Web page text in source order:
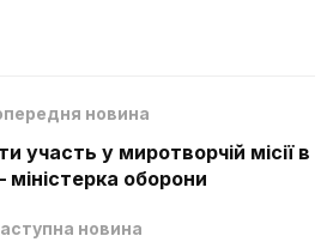
новина
участь у миротворчій місії в
міністерка оборони
новина